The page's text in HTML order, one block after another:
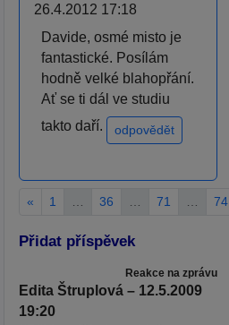
26.4.2012 17:18
Davide, osmé misto je
fantastické. Posílám
hodně velké blahopřání.
Ať se ti dál ve studiu
takto daří.
odpovědět
« 1 36 71 74
Přidat příspěvek
Reakce na zprávu
Edita Štruplová – 12.5.2009
19:20